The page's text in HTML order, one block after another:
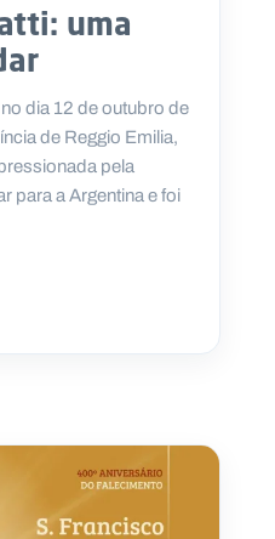
uma
dia 12 de outubro de
de Reggio Emilia,
pela
para a Argentina e foi